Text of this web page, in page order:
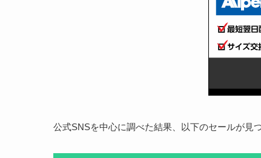
公式SNSを中心に調べた結果、以下のセールが見